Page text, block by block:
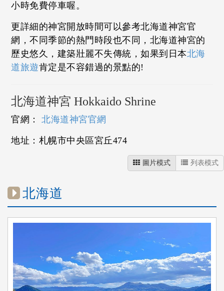
小時免費停車喔。
更詳細的神宮開放時間可以參考北海道神宮官
網，不同季節的熱門時段也不同，北海道神宮的
歷史悠久，建築壯麗不失傳統，如果到日本北海
道旅遊肯定是不容錯過的景點的!
北海道神宮 Hokkaido Shrine
官網：北海道神宮官網
地址：札幌市中央區宮丘474
圖片模式 列表模式
北海道